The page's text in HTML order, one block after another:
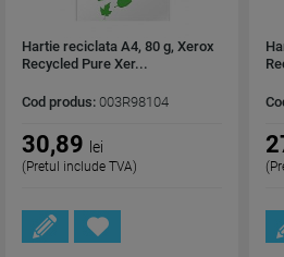
Hartie reciclata A4, 80 g, Xerox
Recycled Pure Xer...
Cod produs: 003R98104
30,89 lei
(Pretul include TVA)